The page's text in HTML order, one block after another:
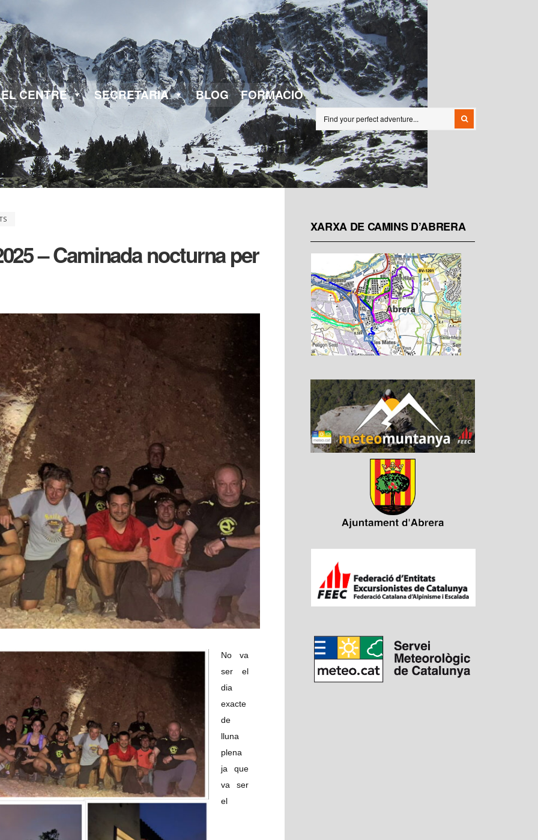
EL CENTRE SECRETARIA BLOG FORMACIÓ
– Caminada nocturna per
No va
ser el
dia
exacte
de
lluna
plena
ja que
va ser
el
XARXA DE CAMINS D’ABRERA